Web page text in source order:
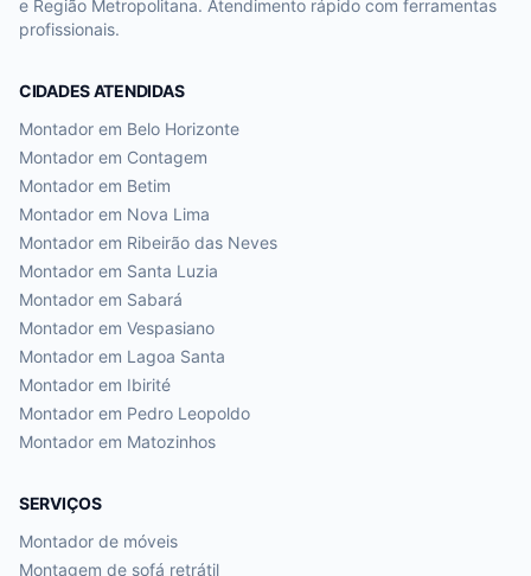
e Região Metropolitana. Atendimento rápido com ferramentas
profissionais.
CIDADES ATENDIDAS
Montador em Belo Horizonte
Montador em Contagem
Montador em Betim
Montador em Nova Lima
Montador em Ribeirão das Neves
Montador em Santa Luzia
Montador em Sabará
Montador em Vespasiano
Montador em Lagoa Santa
Montador em Ibirité
Montador em Pedro Leopoldo
Montador em Matozinhos
SERVIÇOS
Montador de móveis
Montagem de sofá retrátil